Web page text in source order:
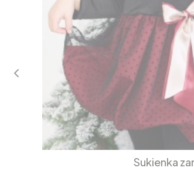
Sukienka